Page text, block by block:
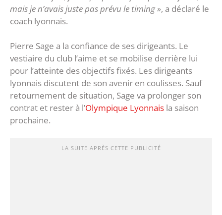
mais je n’avais juste pas prévu le timing », a déclaré le
coach lyonnais.
Pierre Sage a la confiance de ses dirigeants. Le
vestiaire du club l’aime et se mobilise derrière lui
pour l’atteinte des objectifs fixés. Les dirigeants
lyonnais discutent de son avenir en coulisses. Sauf
retournement de situation, Sage va prolonger son
contrat et rester à l’Olympique Lyonnais la saison
prochaine.
LA SUITE APRÈS CETTE PUBLICITÉ